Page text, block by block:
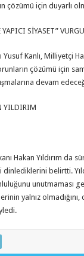
çözümü için duyarlı
SİYASET”
Yusuf Kanlı, Milliyetçi
çözümü için
devam
YILDIRIM
Hakan Yıldırım da
dinlediklerini belirtti.
unutmaması
yalnız